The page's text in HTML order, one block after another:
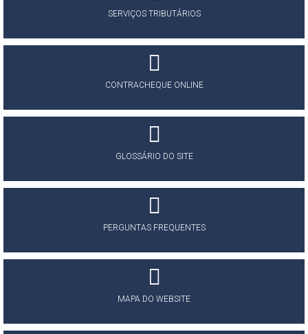
SERVIÇOS TRIBUTÁRIOS
CONTRACHEQUE ONLINE
GLOSSÁRIO DO SITE
PERGUNTAS FREQUENTES
MAPA DO WEBSITE